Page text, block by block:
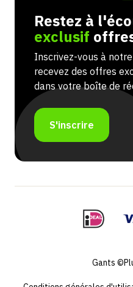
Restez à
exclusif
Inscrivez-vous à
recevez des offres
dans votre boîte de
S'inscrire
Gants